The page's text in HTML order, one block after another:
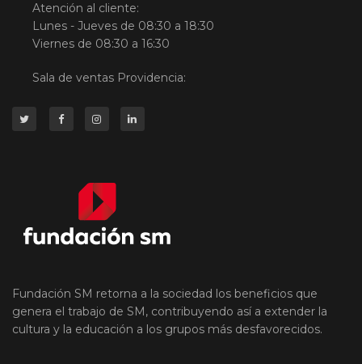
Atención al cliente:
Lunes - Jueves de 08:30 a 18:30
Viernes de 08:30 a 16:30
Sala de ventas Providencia:
Fundación SM retorna a la sociedad los beneficios que
genera el trabajo de SM, contribuyendo así a extender la
cultura y la educación a los grupos más desfavorecidos.